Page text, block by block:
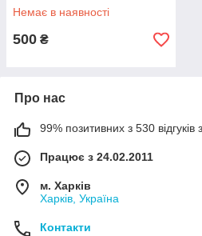
Немає в наявності
500 ₴
Про нас
99% позитивних з 530 відгуків
Працює з 24.02.2011
м. Харків
Харків, Україна
Контакти